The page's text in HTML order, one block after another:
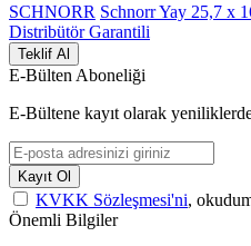
SCHNORR Schnorr Yay 25,7 x
Distribütör Garantili
Teklif Al
E-Bülten Aboneliği
E-Bültene kayıt olarak
Kayıt Ol
KVKK Sözleşmesi'ni,
Önemli Bilgiler